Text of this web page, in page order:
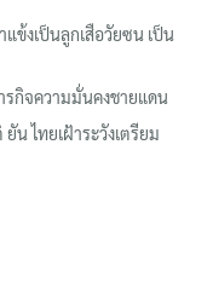
ข้งเป็นลูกเสือวัยซน เป็น
กิจความมั่นคงชายแดน
น ไทยเฝ้าระวังเตรียม